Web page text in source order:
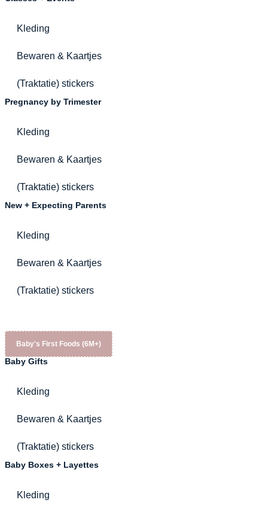
Kleding
Bewaren & Kaartjes
(Traktatie) stickers
Pregnancy by Trimester
Kleding
Bewaren & Kaartjes
(Traktatie) stickers
New + Expecting Parents
Kleding
Bewaren & Kaartjes
(Traktatie) stickers
Baby's First Foods (6M+)
Baby Gifts
Kleding
Bewaren & Kaartjes
(Traktatie) stickers
Baby Boxes + Layettes
Kleding